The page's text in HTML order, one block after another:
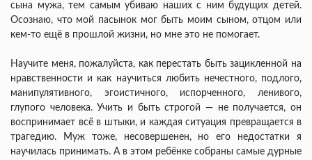
сына мужа, тем самым убиваю наших с ним будущих детей.
Осознаю, что мой пасынок мог быть моим сыном, отцом или
кем-то ещё в прошлой жизни, но мне это не помогает.
Научите меня, пожалуйста, как перестать быть зацикленной на
нравственности и как научиться любить нечестного, подлого,
манипулятивного, эгоистичного, испорченного, ленивого,
глупого человека. Учить и быть строгой — не получается, он
воспринимает всё в штыки, и каждая ситуация превращается в
трагедию. Муж тоже, несовершенен, но его недостатки я
научилась принимать. А в этом ребёнке собраны самые дурные